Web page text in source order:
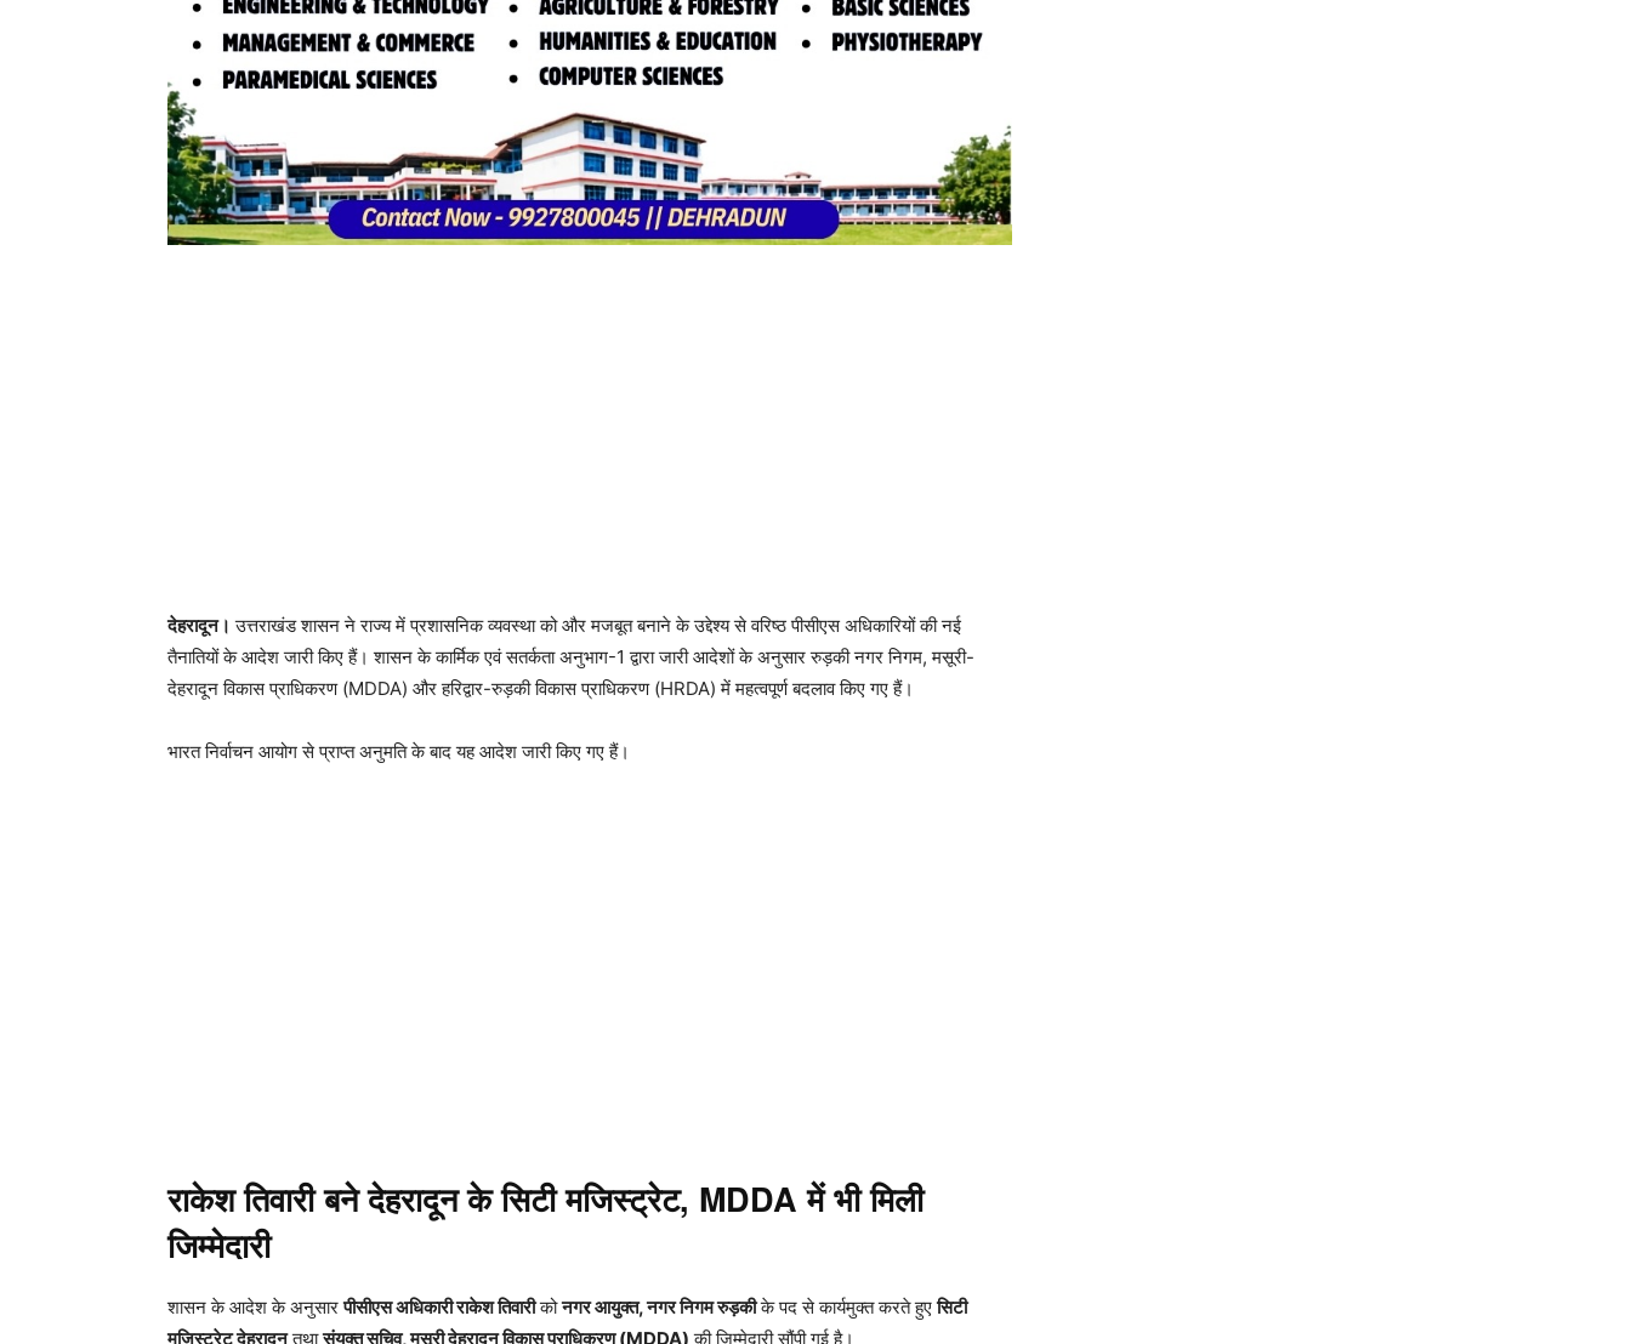
देहरादून। उत्तराखंड शासन ने राज्य में प्रशासनिक व्यवस्था को और मजबूत बनाने के उद्देश्य से वरिष्ठ पीसीएस अधिकारियों की नई
तैनातियों के आदेश जारी किए हैं। शासन के कार्मिक एवं सतर्कता अनुभाग-1 द्वारा जारी आदेशों के अनुसार रुड़की नगर निगम, मसूरी-
देहरादून विकास प्राधिकरण (MDDA) और हरिद्वार-रुड़की विकास प्राधिकरण (HRDA) में महत्वपूर्ण बदलाव किए गए हैं।
भारत निर्वाचन आयोग से प्राप्त अनुमति के बाद यह आदेश जारी किए गए हैं।
राकेश तिवारी बने देहरादून के सिटी मजिस्ट्रेट, MDDA में भी मिली
जिम्मेदारी
शासन के आदेश के अनुसारपीसीएस अधिकारी राकेश तिवारीकोनगर आयुक्त, नगर निगम रुड़कीके पद से कार्यमुक्त करते हुएसिटी
मजिस्ट्रेट देहरादूनतथासंयुक्त सचिव, मसूरी देहरादून विकास प्राधिकरण (MDDA) की जिम्मेदारी सौंपी गई है।